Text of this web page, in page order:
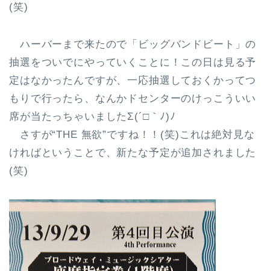
(笑)
ハーバーまで来たので「ビッグバンドビート」の
抽選をついでにやっていくことに！この日は見る予
定はなかったんですが、一応抽選しておくかってつ
もりで行ったら、なんかドセンターのけっこういい
席が当たっちゃいましたΣ(´□｀ﾉ)ﾉ
さすが“THE 無欲”ですね！！(笑)これは絶対見な
ければということで、新たな予定が追加されました
(笑)